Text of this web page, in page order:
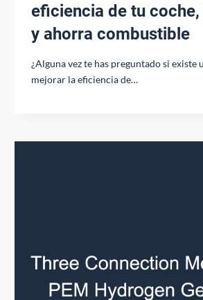
eficiencia de tu
y ahorra combustible
¿Alguna vez te has preguntado si existe
mejorar la eficiencia de…